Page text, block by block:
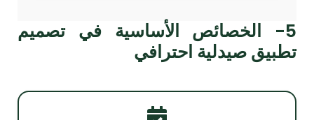
5- الخصائص الأساسية في تصميم
تطبيق صيدلية احترافي